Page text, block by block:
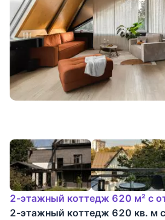
2-этажный коттедж 620 м² с
2-этажный коттедж 620 кв. м